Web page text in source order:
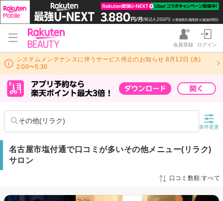
会員登録 ログイン
システムメンテナンスに伴うサービス停止のお知らせ 8月12日 (水)
2:00〜5:30
その他(リラク)
条件変更
名古屋市塩付通で口コミが多いその他メニュー(リラク)
サロン
口コミ数順:すべて